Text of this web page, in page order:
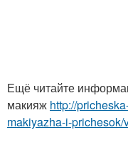
Ещё читайте
макияж http://
makiyazha-i-prichesok/